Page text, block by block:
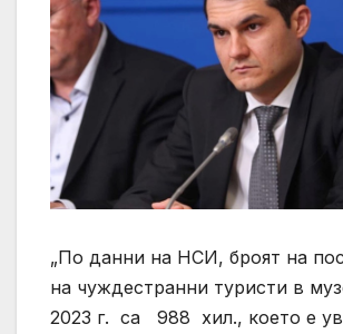
„По данни на НСИ, броят на
на чуждестранни туристи в
2023 г. са 988 хил., което е